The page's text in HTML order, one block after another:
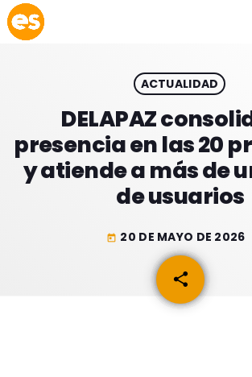
EMISIÓN LA PAZ
play_arrow EMISIÓN COCHABAMBA
ESLATINO NEWS
ACTUALIDAD
DELAPAZ
presencia en las 20
y atiende a más de
de usuarios
today 20 DE MAYO DE 2026
share
email